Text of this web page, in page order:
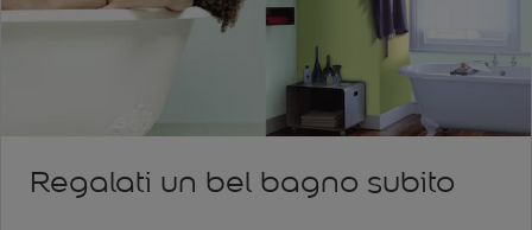
Regalati un bel bagno subito